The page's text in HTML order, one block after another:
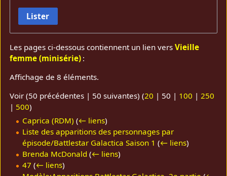
Lister
Les pages ci-dessous contiennent un lien versVieille
femme (minisérie) :
Affichage de 8 éléments.
Voir (50 précédentes | 50 suivantes) (20 | 50 | 100 |250
| 500)
Caprica (RDM) (← liens)
Liste des apparitions des personnages par
épisode/Battlestar Galactica Saison 1 (← liens)
Brenda McDonald (← liens)
47 (← liens)